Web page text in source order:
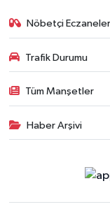
Nöbetçi Eczaneler
Trafik Durumu
Tüm Manşetler
Haber Arşivi